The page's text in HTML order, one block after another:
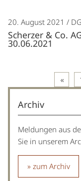
20. August 2021
Scherzer & Co.
30.06.2021
Archiv
Meldungen aus
Sie in unserem
zum Archiv